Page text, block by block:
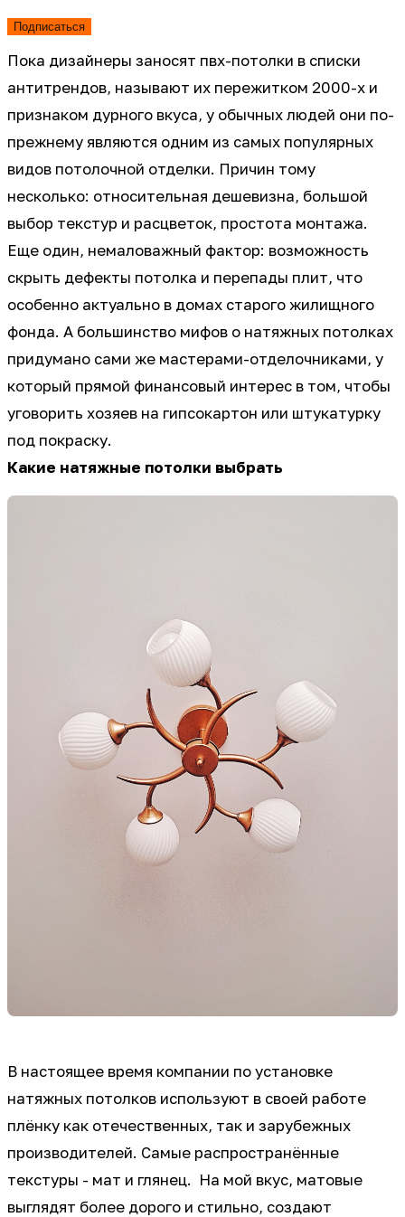
Подписаться
Пока дизайнеры заносят пвх-потолки в списки
антитрендов, называют их пережитком 2000-х и
признаком дурного вкуса, у обычных людей они по-
прежнему являются одним из самых популярных
видов потолочной отделки. Причин тому
несколько: относительная дешевизна, большой
выбор текстур и расцветок, простота монтажа.
Еще один, немаловажный фактор: возможность
скрыть дефекты потолка и перепады плит, что
особенно актуально в домах старого жилищного
фонда. А большинство мифов о натяжных потолках
придумано сами же мастерами-отделочниками, у
который прямой финансовый интерес в том, чтобы
уговорить хозяев на гипсокартон или штукатурку
под покраску.
Какие натяжные потолки выбрать
В настоящее время компании по установке
натяжных потолков используют в своей работе
плёнку как отечественных, так и зарубежных
производителей. Самые распространённые
текстуры - мат и глянец. На мой вкус, матовые
выглядят более дорого и стильно, создают